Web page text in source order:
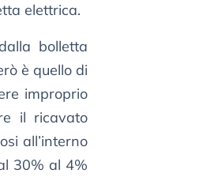
elettrica.
bolletta
è quello di
improprio
il ricavato
all’interno
30% al 4%